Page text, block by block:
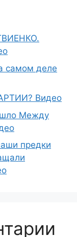
самом деле
Видео
Между
предки